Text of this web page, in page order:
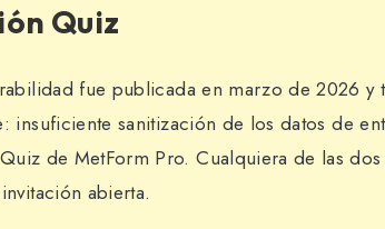
Quiz
fue publicada en marzo de 2026 y
insuficiente sanitización de los datos de
de MetForm Pro. Cualquiera de las
abierta.